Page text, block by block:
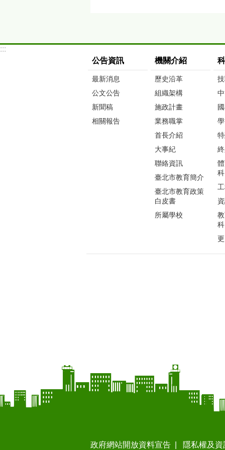
:::
公告資訊
最新消息
公文公告
新聞稿
相關報告
機關介紹
歷史沿革
組織架構
施政計畫
業務職掌
首長介紹
大事紀
聯絡資訊
臺北市教育簡介
臺北市教育政策
白皮書
所屬學校
科
科
政府網站開放資料宣告 隱私權及